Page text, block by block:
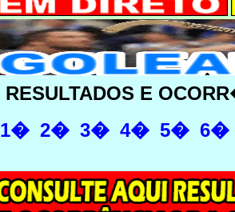
RESULTADOS E
1� 2� 3� 4� 5� 6�